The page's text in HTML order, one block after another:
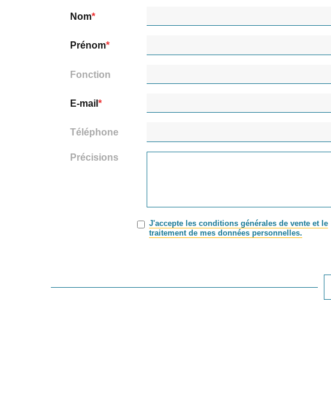
Nom
Prénom
Fonction
E-mail
Téléphone
Précisions
J'accepte les conditions générales de vente et le
traitement de mes données personnelles.